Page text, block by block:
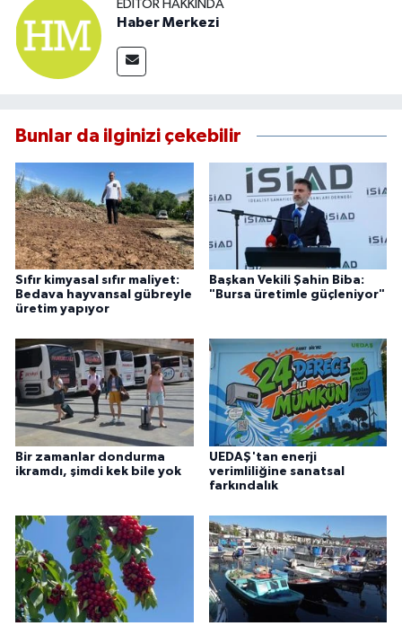
EDITÖR HAKKINDA
Haber Merkezi
Bunlar da ilginizi çekebilir
Sıfır kimyasal sıfır maliyet:
Bedava hayvansal gübreyle
üretim yapıyor
Başkan Vekili Şahin Biba:
"Bursa üretimle güçleniyor"
Bir zamanlar dondurma
ikramdı, şimdi kek bile yok
UEDAŞ'tan enerji
verimliliğine sanatsal
farkındalık